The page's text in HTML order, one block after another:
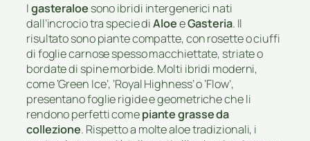
Igasteraloe sono ibridi intergenerici nati
dall’incrocio tra specie diAloeeGasteria. Il
risultato sono piante compatte, con rosette o ciuffi
di foglie carnose spesso macchiettate, striate o
bordate di spine morbide. Molti ibridi moderni,
come ‘Green Ice’, ‘Royal Highness’ o ‘Flow’,
presentano foglie rigide e geometriche che li
rendono perfetti comepiante grasse da
collezione. Rispetto a molte aloe tradizionali, i